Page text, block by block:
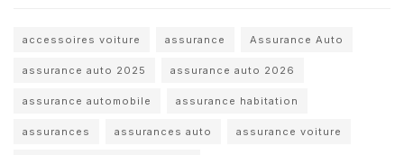
accessoires voiture assurance Assurance Auto
assurance auto 2025 assurance auto 2026
assurance automobile assurance habitation
assurances assurances auto assurance voiture